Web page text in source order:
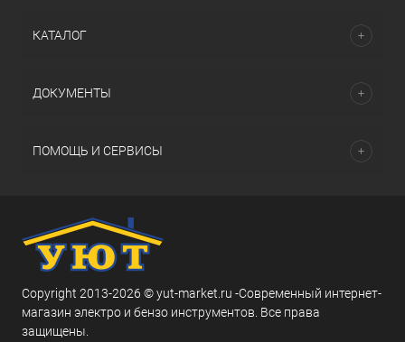
КАТАЛОГ
ДОКУМЕНТЫ
ПОМОЩЬ И СЕРВИСЫ
Copyright 2013-2026 © yut-market.ru -Современный интернет-
магазин электро и бензо инструментов. Все права
защищены.